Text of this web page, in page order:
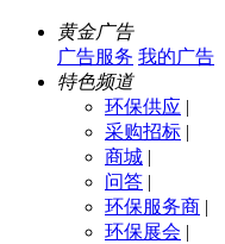
黄金广告
广告服务 我的广告
特色频道
环保供应 |
采购招标 |
商城 |
问答 |
环保服务商 |
环保展会 |